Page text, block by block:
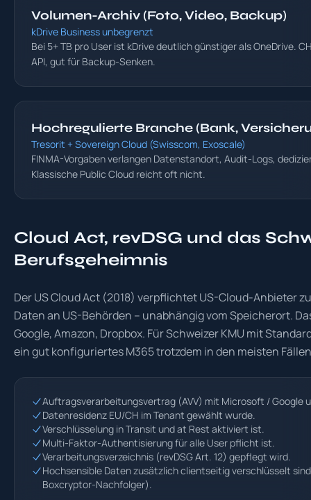
Volumen-Archiv (Foto, Video, Backup)
kDrive Business unbegrenzt
Bei 5+ TB pro User ist kDrive deutlich günstiger als OneDrive.
API, gut für Backup-Senken.
Hochregulierte Branche (Bank,
Tresorit + Sovereign Cloud (Swisscom, Exoscale)
FINMA-Vorgaben verlangen Datenstandort, Audit-Logs,
Klassische Public Cloud reicht oft nicht.
Cloud Act, revDSG und das
Berufsgeheimnis
Der US Cloud Act (2018) verpflichtet US-Cloud-Anbieter
Daten an US-Behörden – unabhängig vom Speicherort.
Google, Amazon, Dropbox. Für Schweizer KMU mit
ein gut konfiguriertes M365 trotzdem in den meisten
Auftragsverarbeitungsvertrag (AVV) mit Microsoft / Google
Datenresidenz EU/CH im Tenant gewählt wurde.
Verschlüsselung in Transit und at Rest aktiviert ist.
Multi-Faktor-Authentisierung für alle User pflicht ist.
Verarbeitungsverzeichnis (revDSG Art. 12) gepflegt wird.
Hochsensible Daten zusätzlich clientseitig verschlüsselt
Boxcryptor-Nachfolger).